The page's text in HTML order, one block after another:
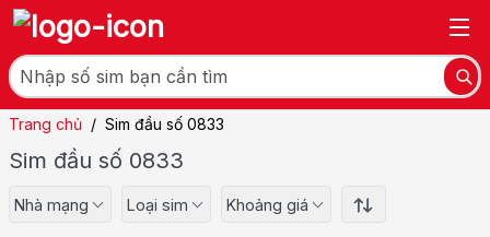
Trang chủ / Sim đầu số 0833
Sim đầu số 0833
Nhà mạng Loại sim Khoảng giá